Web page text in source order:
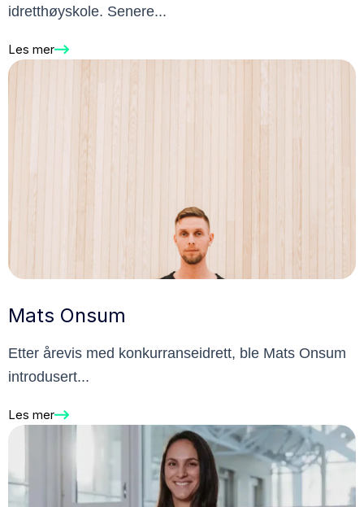
idretthøyskole. Senere...
Les mer
Mats Onsum
Etter årevis med konkurranseidrett, ble Mats Onsum
introdusert...
Les mer